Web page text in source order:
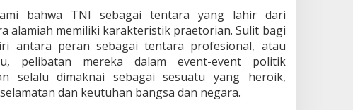
bahwa TNI sebagai tentara yang lahir dari
alamiah memiliki karakteristik praetorian. Sulit bagi
antara peran sebagai tentara profesional, atau
pelibatan mereka dalam event-event politik
selalu dimaknai sebagai sesuatu yang heroik,
dan keutuhan bangsa dan negara.